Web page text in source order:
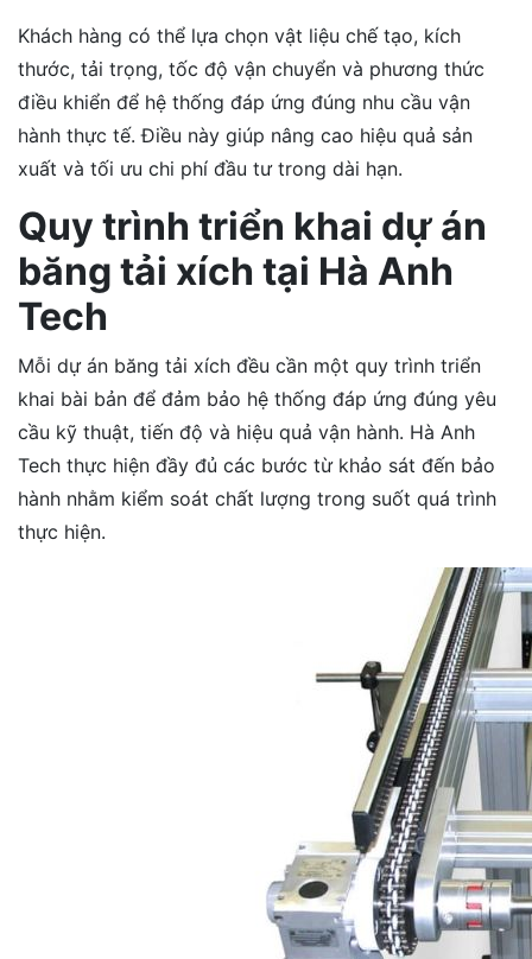
Khách hàng có thể lựa chọn vật liệu chế tạo, kích
thước, tải trọng, tốc độ vận chuyển và phương thức
điều khiển để hệ thống đáp ứng đúng nhu cầu vận
hành thực tế. Điều này giúp nâng cao hiệu quả sản
xuất và tối ưu chi phí đầu tư trong dài hạn.
Quy trình triển khai dự án
băng tải xích tại Hà Anh
Tech
Mỗi dự án băng tải xích đều cần một quy trình triển
khai bài bản để đảm bảo hệ thống đáp ứng đúng yêu
cầu kỹ thuật, tiến độ và hiệu quả vận hành. Hà Anh
Tech thực hiện đầy đủ các bước từ khảo sát đến bảo
hành nhằm kiểm soát chất lượng trong suốt quá trình
thực hiện.